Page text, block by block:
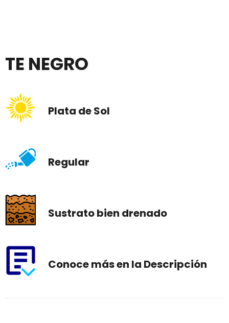
TE NEGRO
Plata de Sol
Regular
Sustrato bien drenado
Conoce más en la Descripción